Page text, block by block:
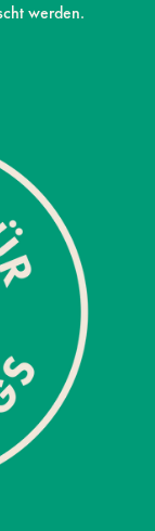
werden.